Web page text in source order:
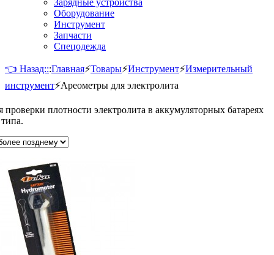
Зарядные устройства
Оборудование
Инструмент
Запчасти
Спецодежда
👈 Назад:::Главная⚡Товары⚡Инструмент⚡Измерительный
инструмент⚡Ареометры для электролита
плотности электролита в аккумуляторных батареях